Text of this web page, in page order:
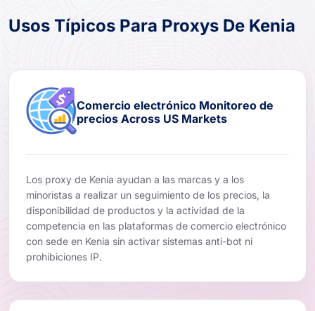
Usos Típicos Para Proxys De Kenia
Comercio electrónico Monitoreo de
precios Across US Markets
Los proxy de Kenia ayudan a las marcas y a los
minoristas a realizar un seguimiento de los precios, la
disponibilidad de productos y la actividad de la
competencia en las plataformas de comercio electrónico
con sede en Kenia sin activar sistemas anti-bot ni
prohibiciones IP.